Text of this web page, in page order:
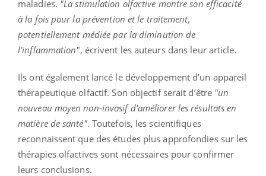
maladies. "La stimulation olfactive montre son efficacité
à la fois pour la prévention et le traitement,
potentiellement médiée par la diminution de
l'inflammation", écrivent les auteurs dans leur article.
Ils ont également lancé le développement d’un appareil
thérapeutique olfactif. Son objectif serait d’être "un
nouveau moyen non-invasif d'améliorer les résultats en
matière de santé". Toutefois, les scientifiques
reconnaissent que des études plus approfondies sur les
thérapies olfactives sont nécessaires pour confirmer
leurs conclusions.